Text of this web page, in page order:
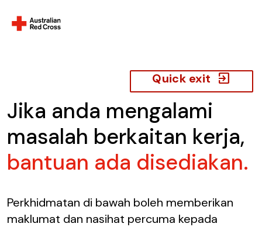
Quick exit exit_to_app
Jika anda mengalami
masalah berkaitan kerja,
bantuan ada disediakan.
Perkhidmatan di bawah boleh memberikan
maklumat dan nasihat percuma kepada